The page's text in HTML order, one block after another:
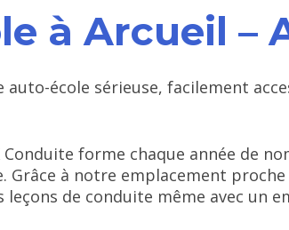
à Arcueil –
école sérieuse, facilement
forme chaque année de
Grâce à notre emplacement
leçons de conduite même avec un